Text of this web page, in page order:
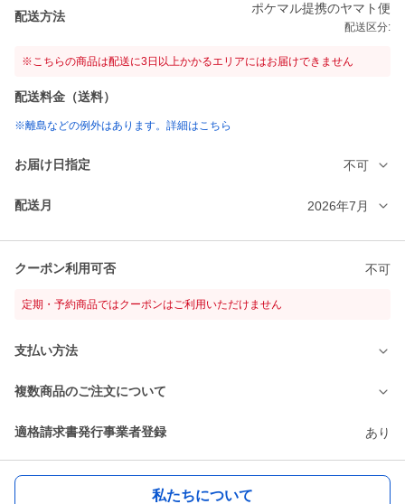
配送方法
ポケマル提携のヤマト便
配送区分:
※こちらの商品は配送に3日以上かかるエリアにはお届けできません
配送料金（送料）
※離島などの例外はあります。詳細はこちら
お届け日指定 不可
配送月 2026年7月
クーポン利用可否 不可
定期・予約商品ではクーポンはご利用いただけません
支払い方法
複数商品のご注文について
適格請求書発行事業者登録 あり
私たちについて